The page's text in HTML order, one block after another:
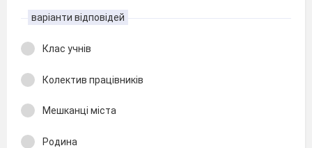
варіанти відповідей
Клас учнів
Колектив працівників
Мешканці міста
Родина